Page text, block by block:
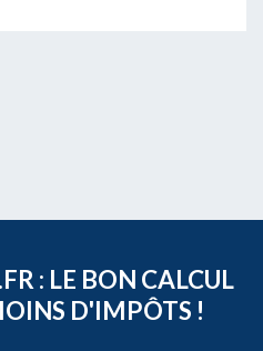
: LE BON CALCUL
D'IMPÔTS !